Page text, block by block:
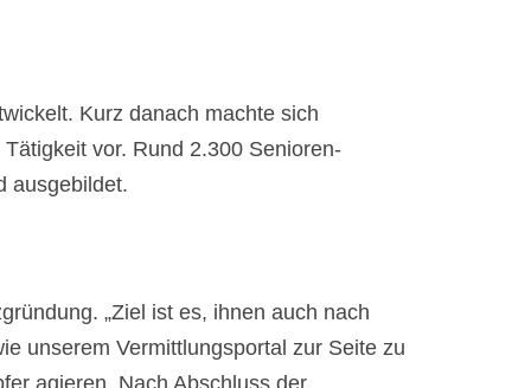
Kurz danach machte sich
vor. Rund 2.300 Senioren-
ausgebildet.
„Ziel ist es, ihnen auch nach
unserem Vermittlungsportal zur Seite zu